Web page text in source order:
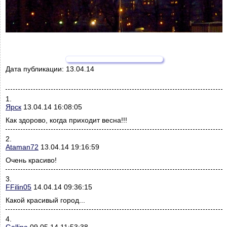
Дата публикации: 13.04.14
1.
Ярск 13.04.14 16:08:05
Как здорово, когда приходит весна!!!
2.
Ataman72 13.04.14 19:16:59
Очень красиво!
3.
FFilin05 14.04.14 09:36:15
Какой красивый город...
4.